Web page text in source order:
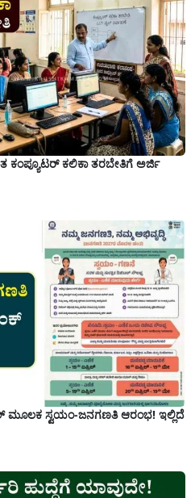
ಕಂಪ್ಯೂಟರ್ ಕಲಿಕಾ ತರಬೇತಿಗೆ ಅರ್ಜಿ
ಮೂಲಕ ಸ್ವಯಂ-ಜನಗಣತಿ ಆರಂಭ! ಇಲ್ಲಿದೆ